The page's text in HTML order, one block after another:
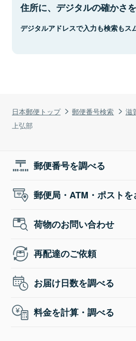
日本郵便トップ 郵便番号検索 滋
上弘部
住所に、デジタルの確かさを
デジタルアドレスで入力も検索もス
郵便番号を調べる
郵便局・ATM・ポストを
荷物のお問い合わせ
再配達のご依頼
お届け日数を調べる
料金を計算・調べる